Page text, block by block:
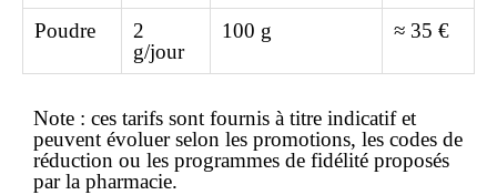
Poudre
2
g/jour
100 g ≈ 35 €
Note : ces tarifs sont fournis à titre indicatif et
peuvent évoluer selon les promotions, les codes de
réduction ou les programmes de fidélité proposés
par la pharmacie.